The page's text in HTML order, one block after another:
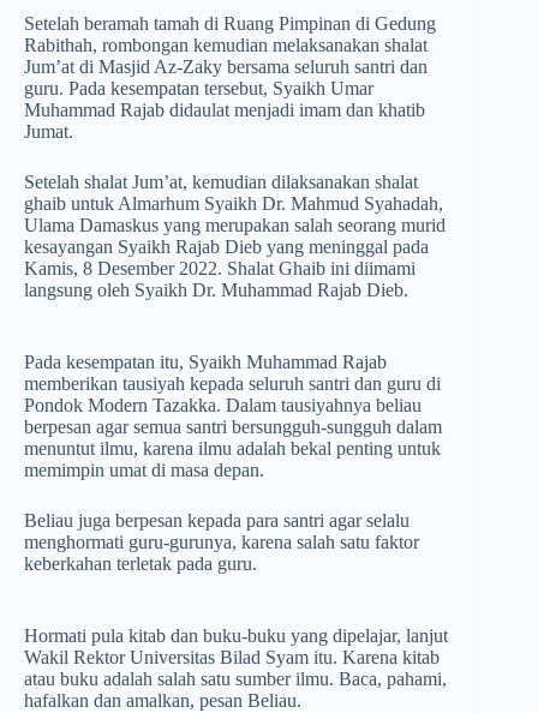
Setelah beramah tamah di Ruang Pimpinan di Gedung
Rabithah, rombongan kemudian melaksanakan shalat
Jum’at di Masjid Az-Zaky bersama seluruh santri dan
guru. Pada kesempatan tersebut, Syaikh Umar
Muhammad Rajab didaulat menjadi imam dan khatib
Jumat.
Setelah shalat Jum’at, kemudian dilaksanakan shalat
ghaib untuk Almarhum Syaikh Dr. Mahmud Syahadah,
Ulama Damaskus yang merupakan salah seorang murid
kesayangan Syaikh Rajab Dieb yang meninggal pada
Kamis, 8 Desember 2022. Shalat Ghaib ini diimami
langsung oleh Syaikh Dr. Muhammad Rajab Dieb.
Pada kesempatan itu, Syaikh Muhammad Rajab
memberikan tausiyah kepada seluruh santri dan guru di
Pondok Modern Tazakka. Dalam tausiyahnya beliau
berpesan agar semua santri bersungguh-sungguh dalam
menuntut ilmu, karena ilmu adalah bekal penting untuk
memimpin umat di masa depan.
Beliau juga berpesan kepada para santri agar selalu
menghormati guru-gurunya, karena salah satu faktor
keberkahan terletak pada guru.
Hormati pula kitab dan buku-buku yang dipelajar, lanjut
Wakil Rektor Universitas Bilad Syam itu. Karena kitab
atau buku adalah salah satu sumber ilmu. Baca, pahami,
hafalkan dan amalkan, pesan Beliau.